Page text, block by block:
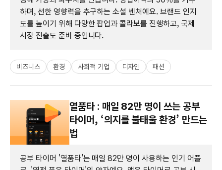
하며, 선한 영향력을 추구하는 소셜 벤처예요. 브랜드 인지
도를 높이기 위해 다양한 팝업과 콜라보를 진행하고, 국제
시장 진출도 준비 중입니다.
비즈니스 환경 사회적 기업 디자인 패션
열품타 : 매일 82만 명이 쓰는 공부
타이머, ‘의지를 불태울 환경’ 만드는
법
공부 타이머 '열품타'는 매일 82만 명이 사용하는 인기 어플